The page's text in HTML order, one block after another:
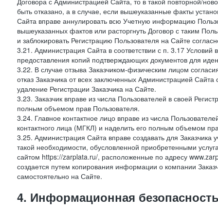
быть отказано, а в случае, если вышеуказанные факты
Сайта вправе аннулировать всю Учетную информацию
вышеуказанных фактов или расторгнуть Договор с таким
и заблокировать Регистрацию Пользователя на Сайте
3.21. Администрация Сайта в соответствии с п. 3.17 Условий
предоставления копий подтверждающих документов для
3.22. В случае отзыва Заказчиком-физическим лицом
отказ Заказчика от всех заключенных Администрацией
удаление Регистрации Заказчика на Сайте.
3.23. Заказчик вправе из числа Пользователей в своей
полным объемом прав Пользователя.
3.24. Главное контактное лицо вправе из числа
контактного лица (МГКЛ) и наделить его полным объемом
3.25. Администрация Сайта вправе создавать для
такой необходимости, обусловленной приобретенными
сайтом https://zarplata.ru/, расположенные по адресу
создается путем копирования информации о компании
самостоятельно на Сайте.
4. Информационная